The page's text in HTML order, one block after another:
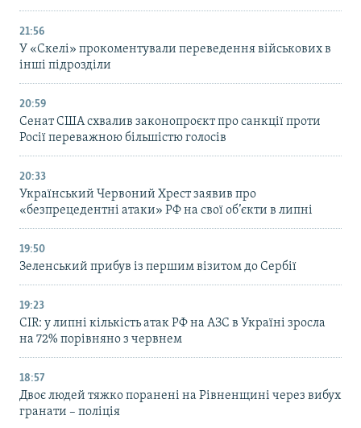
21:56
У «Скелі» прокоментували переведення військових в
інші підрозділи
20:59
Cенат США схвалив законопроєкт про санкції проти
Росії переважною більшістю голосів
20:33
Український Червоний Хрест заявив про
«безпрецедентні атаки» РФ на свої об’єкти в липні
19:50
Зеленський прибув із першим візитом до Сербії
19:23
CIR: у липні кількість атак РФ на АЗС в Україні зросла
на 72% порівняно з червнем
18:57
Двоє людей тяжко поранені на Рівненщині через вибух
гранати – поліція